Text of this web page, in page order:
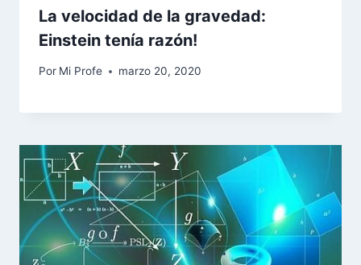
La velocidad de la gravedad:
Einstein tenía razón!
Por Mi Profe marzo 20, 2020